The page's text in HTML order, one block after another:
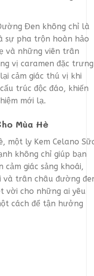
Đen không chỉ là
sự pha trộn hoàn hảo
và những viên trân
vị caramen đặc
cảm giác thú vị khi
trúc độc đáo, khiến
mới lạ.
Mùa Hè
một ly Kem Celano
không chỉ giúp bạn
cảm giác sảng khoái,
trân châu đường
vời cho những ai yêu
cách để tận hưởng